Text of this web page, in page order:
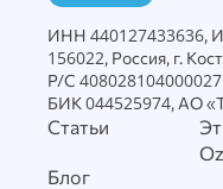
ИНН 440127433636,
156022, Россия, г.
Р/С
БИК 044525974, АО
Статьи
Блог